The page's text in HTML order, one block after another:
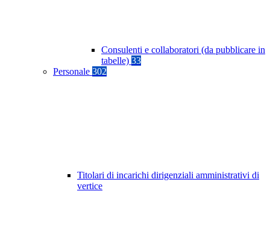
Consulenti e collaboratori (da pubblicare in
tabelle) 33
Personale 302
Titolari di incarichi dirigenziali amministrativi di
vertice